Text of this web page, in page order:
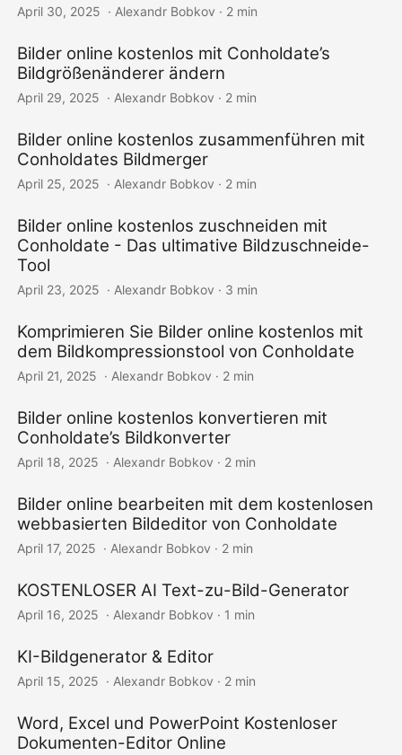
April 30, 2025 ‎ · Alexandr Bobkov · 2 min
Bilder online kostenlos mit Conholdate’s
Bildgrößenänderer ändern
April 29, 2025 ‎ · Alexandr Bobkov · 2 min
Bilder online kostenlos zusammenführen mit
Conholdates Bildmerger
April 25, 2025 ‎ · Alexandr Bobkov · 2 min
Bilder online kostenlos zuschneiden mit
Conholdate - Das ultimative Bildzuschneide-
Tool
April 23, 2025 ‎ · Alexandr Bobkov · 3 min
Komprimieren Sie Bilder online kostenlos mit
dem Bildkompressionstool von Conholdate
April 21, 2025 ‎ · Alexandr Bobkov · 2 min
Bilder online kostenlos konvertieren mit
Conholdate’s Bildkonverter
April 18, 2025 ‎ · Alexandr Bobkov · 2 min
Bilder online bearbeiten mit dem kostenlosen
webbasierten Bildeditor von Conholdate
April 17, 2025 ‎ · Alexandr Bobkov · 2 min
KOSTENLOSER AI Text-zu-Bild-Generator
April 16, 2025 ‎ · Alexandr Bobkov · 1 min
KI-Bildgenerator & Editor
April 15, 2025 ‎ · Alexandr Bobkov · 2 min
Word, Excel und PowerPoint Kostenloser
Dokumenten-Editor Online